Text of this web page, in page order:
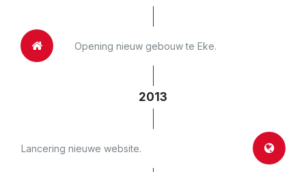
Opening nieuw gebouw te Eke.
2013
Lancering nieuwe website.